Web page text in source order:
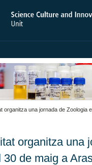
organitza una jornada de Zoologia
organitza una
30 de maig a